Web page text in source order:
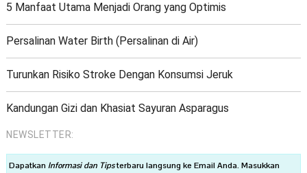
5 Manfaat Utama Menjadi Orang yang Optimis
Persalinan Water Birth (Persalinan di Air)
Turunkan Risiko Stroke Dengan Konsumsi Jeruk
Kandungan Gizi dan Khasiat Sayuran Asparagus
NEWSLETTER:
DapatkanInformasi dan Tipsterbaru langsung ke Email Anda. Masukkan